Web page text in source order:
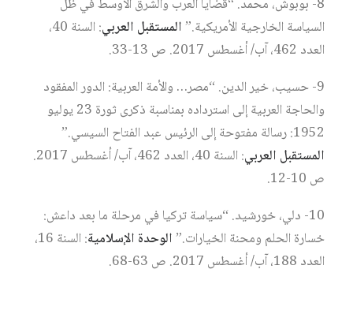
8- بوبوش، محمد. “قضايا العرب والشرق الأوسط في ظل
السياسة الخارجية الأمريكية.”المستقبل العربي
: السنة 40،
العدد 462، آب/ أغسطس 2017. ص 13-33.
9- حسيب، خير الدين. “مصر… والأمة العربية: الدور المفقود
والحاجة العربية إلى استرداده بمناسبة ذكرى ثورة 23 يوليو
1952: رسالة مفتوحة إلى الرئيس عبد الفتاح السيسي.”
المستقبل العربي
: السنة 40، العدد 462، آب/ أغسطس 2017.
ص 10-12.
10- دلي، خورشيد. “سياسة تركيا في مرحلة ما بعد داعش:
خسارة الحلم ومحنة الخيارات.”الوحدة الإسلامية
: السنة 16،
العدد 188، آب/ أغسطس 2017. ص 63-68.